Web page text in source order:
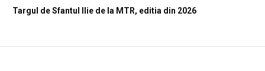
Targul de Sfantul Ilie de la MTR, editia din 2026